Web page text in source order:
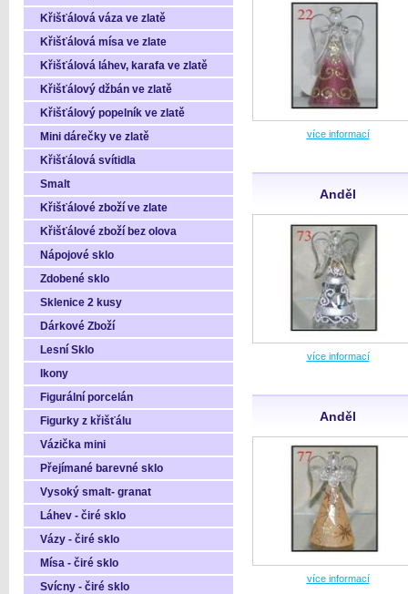
Křišťálová váza ve zlatě
Křišťálová mísa ve zlate
Křišťálová láhev, karafa ve zlatě
Křišťálový džbán ve zlatě
Křišťálový popelník ve zlatě
Mini dárečky ve zlatě
Křišťálová svítidla
Smalt
Křišťálové zboží ve zlate
Křišťálové zboží bez olova
Nápojové sklo
Zdobené sklo
Sklenice 2 kusy
Dárkové Zboží
Lesní Sklo
Ikony
Figurální porcelán
Figurky z křišťálu
Vázička mini
Přejímané barevné sklo
Vysoký smalt- granat
Láhev - čiré sklo
Vázy - čiré sklo
Mísa - čiré sklo
Svícny - čiré sklo
více informací
Anděl
více informací
Anděl
více informací